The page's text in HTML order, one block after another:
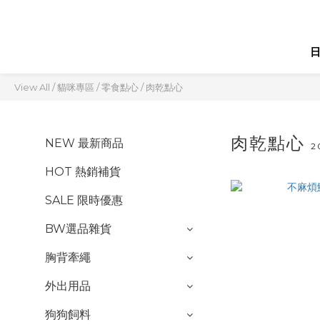
View All /貓咪專區 /零食點心/肉乾點心
NEW 最新商品
HOT 熱銷補貨
SALE 限時優惠
BW選品雜貨
胸背牽繩
外出用品
狗狗飼料
肉乾點心